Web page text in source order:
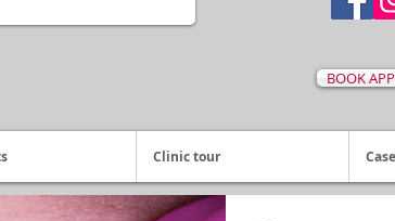
BOOK
Clinic tour